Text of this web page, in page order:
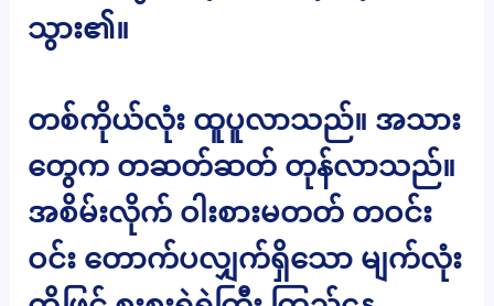
သွား၏။
တစ်ကိုယ်လုံး ထူပူလာသည်။ အသား
တွေက တဆတ်ဆတ် တုန်လာသည်။
အစိမ်းလိုက် ဝါးစားမတတ် တဝင်း
ဝင်း တောက်ပလျှက်ရှိသော မျက်လုံး